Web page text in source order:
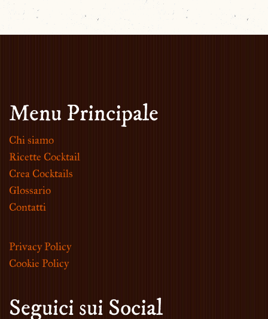
Menu Principale
Chi siamo
Ricette Cocktail
Crea Cocktails
Glossario
Contatti
Privacy Policy
Cookie Policy
Seguici sui Social